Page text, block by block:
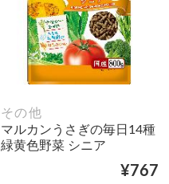
その他
マルカンうさぎの毎日14種
緑黄色野菜 シニア
¥767